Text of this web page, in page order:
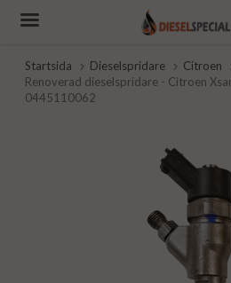
Startsida Dieselspridare
Citroen
Renoverad dieselspridare - Citroen
0445110062